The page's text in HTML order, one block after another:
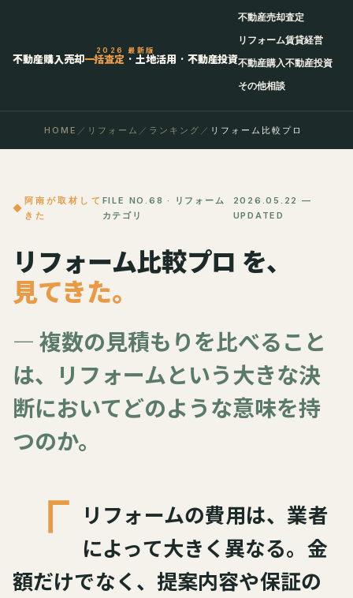
2026 最新版
不動産購入売却一括査定 · 土地活用 · 不動産投資
不動産売却査定
リフォーム賃貸経営
不動産購入不動産投資
その他相談
HOME ／ リフォーム ／ ランキング ／ リフォーム比較プロ
阿南が取材して
きた
FILE NO.68 · リフォーム
カテゴリ
2026.05.22 —
UPDATED
リフォーム比較プロ を、
見てきた。
— 複数の見積もりを比べること
は、リフォームという大きな決
断においてどのような意味を持
つのか。
「 リフォームの費用は、業者
によって大きく異なる。金
額だけでなく、提案内容や保証の